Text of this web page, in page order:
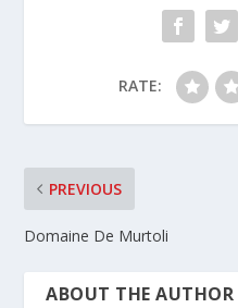
RATE:
PREVIOUS
Domaine De Murtoli
ABOUT THE AUTHOR